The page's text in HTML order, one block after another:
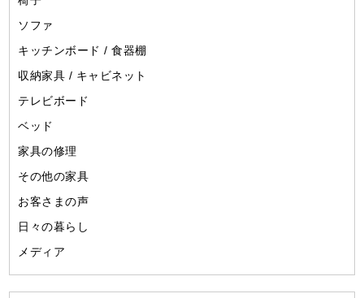
ソファ
キッチンボード / 食器棚
収納家具 / キャビネット
テレビボード
ベッド
家具の修理
その他の家具
お客さまの声
日々の暮らし
メディア